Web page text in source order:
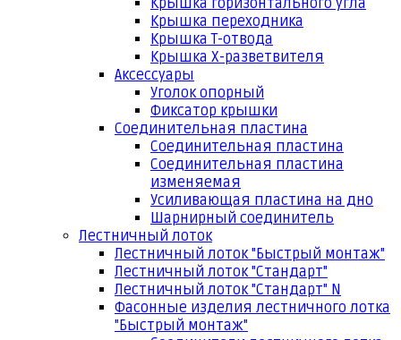
Крышка горизонтального угла
Крышка переходника
Крышка Т-отвода
Крышка Х-разветвителя
Аксессуары
Уголок опорный
Фиксатор крышки
Соединительная пластина
Соединительная пластина
Соединительная пластина
изменяемая
Усиливающая пластина на дно
Шарнирный соединитель
Лестничный лоток
Лестничный лоток "Быстрый монтаж"
Лестничный лоток "Стандарт"
Лестничный лоток "Стандарт" N
Фасонные изделия лестничного лотка
"Быстрый монтаж"